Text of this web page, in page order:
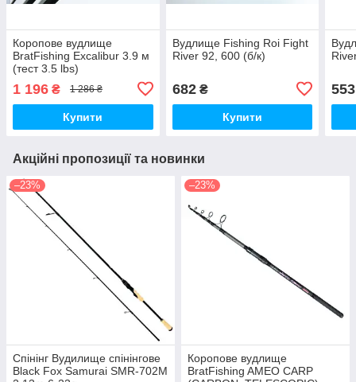
Коропове вудлище
BratFishing Excalibur 3.9 м
(тест 3.5 lbs)
1 196 ₴ 1 286 ₴
Купити
Вудлище Fishing Roi Fight
River 92, 600 (б/к)
682₴
Купити
553
Акційні пропозиції та новинки
–23%
Спінінг Вудилище спінінгове
Black Fox Samurai SMR-702M
–23%
Коропове вудлище
BratFishing AMEO CARP